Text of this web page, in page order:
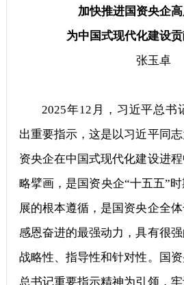
加快推进国资央企
为中国式现代化建设
张玉卓
2025年12月，习近平总书
出重要指示，这是以习近平同
资央企在中国式现代化建设进
略擘画，是国资央企“十五五”
展的根本遵循，是国资央企全体
感恩奋进的最强动力，具有很强
战略性、指导性和针对性。国
总书记重要指示精神为引领，牢